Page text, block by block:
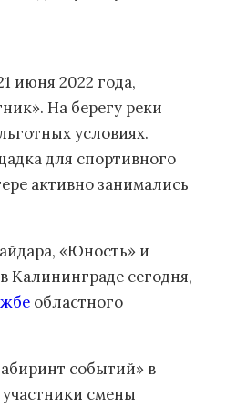
1200_800_1/004.jpg
июня 2022 года,
На берегу реки
условиях.
для спортивного
активно занимались
«Юность» и
в Калининграде сегодня,
областного
событий» в
смены